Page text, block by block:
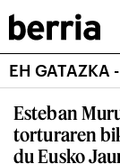
EH GATAZKA
Esteban
torturaren
du Eusko